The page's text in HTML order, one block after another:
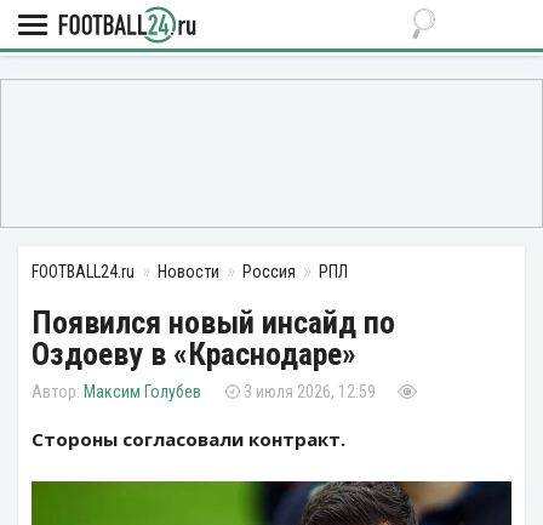
FOOTBALL24.ru Новости Россия РПЛ
Появился новый инсайд по
Оздоеву в «Краснодаре»
Максим Голубев 3 июля 2026, 12:59
Стороны согласовали контракт.